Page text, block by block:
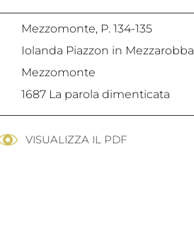
Mezzomonte, P. 134-135
Iolanda Piazzon in Mezzarobba
Mezzomonte
1687 La parola dimenticata
VISUALIZZA IL PDF